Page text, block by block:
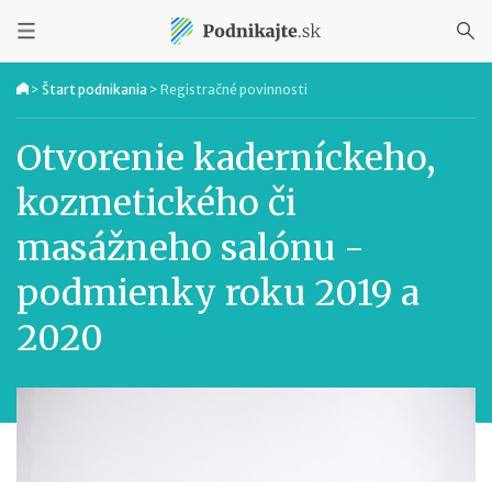
> Štart podnikania > Registračné povinnosti
Otvorenie kaderníckeho,
kozmetického či
masážneho salónu -
podmienky roku 2019 a
2020